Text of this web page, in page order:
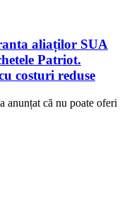
aliaților SUA
Patriot.
costuri reduse
anunțat că nu poate oferi